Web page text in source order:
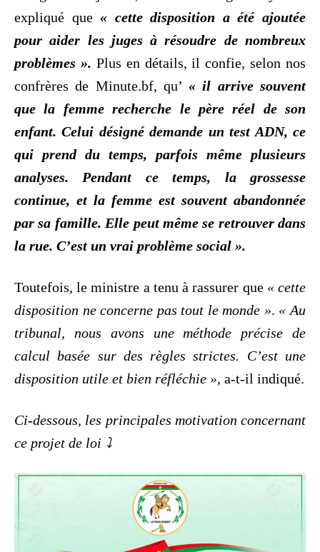
expliqué que« cette disposition a été ajoutée
pour aider les juges à résoudre de nombreux
problèmes ». Plus en détails, il confie, selon nos
confrères de Minute.bf, qu’« il arrive souvent
que la femme recherche le père réel de son
enfant. Celui désigné demande un test ADN, ce
qui prend du temps, parfois même plusieurs
analyses. Pendant ce temps, la grossesse
continue, et la femme est souvent abandonnée
par sa famille. Elle peut même se retrouver dans
la rue. C’est un vrai problème social ».
Toutefois, le ministre a tenu à rassurer que « cette
disposition ne concerne pas tout le monde ». « Au
tribunal, nous avons une méthode précise de
calcul basée sur des règles strictes. C’est une
disposition utile et bien réfléchie », a-t-il indiqué.
Ci-dessous, les principales motivation concernant
ce projet de loi ⤵️